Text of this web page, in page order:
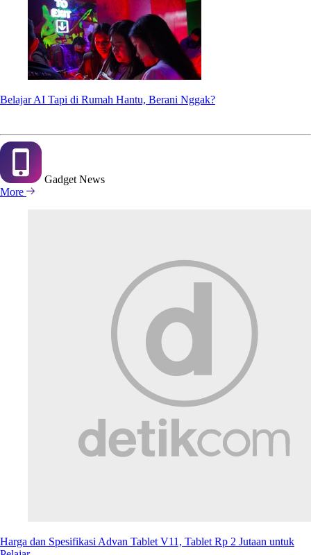
Belajar AI Tapi di Rumah Hantu, Berani Nggak?
GadgetNews
More
Harga dan Spesifikasi Advan Tablet V11, Tablet Rp 2 Jutaan untuk